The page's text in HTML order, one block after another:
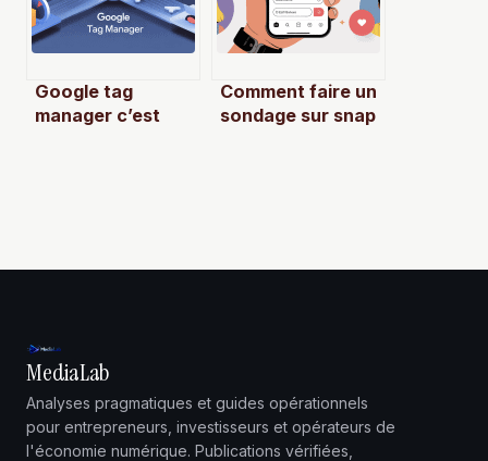
Google tag
manager c’est
Comment faire un
sondage sur snap
MediaLab
Analyses pragmatiques et guides opérationnels
pour entrepreneurs, investisseurs et opérateurs de
l'économie numérique. Publications vérifiées,